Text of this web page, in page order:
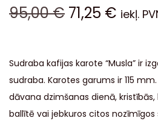
95,00€ 71,25 € iekļ.
Sudraba kafijas karote “Musla” ir
sudraba. Karotes garums ir 115
dāvana dzimšanas dienā,
ballītē vai jebkuros citos